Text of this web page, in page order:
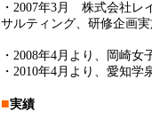
・2007年3月 株式会社レ
サルティング、研修企画
・2008年4月より、岡崎
・2010年4月より、愛知
■実績